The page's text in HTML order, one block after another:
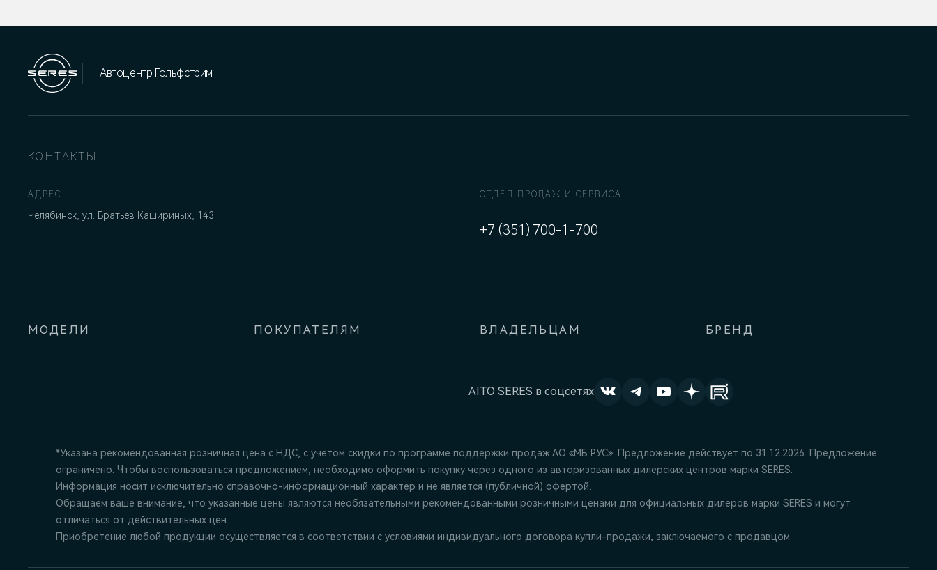
AITO SERES в соцсетях
Автоцентр Гольфстрим
КОНТАКТЫ
АДРЕС
Челябинск, ул. Братьев Кашириных, 143
ОТДЕЛ ПРОДАЖ И СЕРВИСА
+7 (351) 700-1-700
МОДЕЛИ ПОКУПАТЕЛЯМ ВЛАДЕЛЬЦАМ БРЕНД
*Указана рекомендованная розничная цена c НДС, с учетом скидки по программе поддержки продаж АО «МБ РУС». Предложение действует по 31.12.2026. Предложение
ограничено. Чтобы воспользоваться предложением, необходимо оформить покупку через одного из авторизованных дилерских центров марки SERES.
Информация носит исключительно справочно-информационный характер и не является (публичной) офертой.
Обращаем ваше внимание, что указанные цены являются необязательными рекомендованными розничными ценами для официальных дилеров марки SERES и могут
отличаться от действительных цен.
Приобретение любой продукции осуществляется в соответствии с условиями индивидуального договора купли-продажи, заключаемого с продавцом.